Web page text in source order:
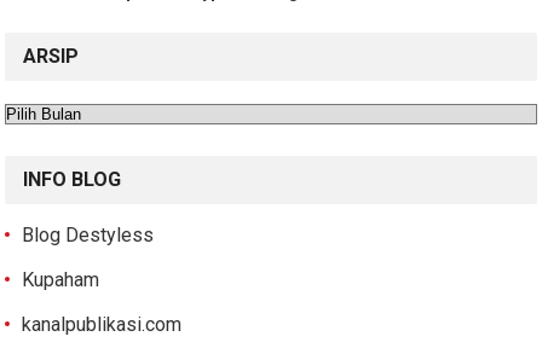
ARSIP
Arsip
INFO BLOG
Blog Destyless
Kupaham
kanalpublikasi.com